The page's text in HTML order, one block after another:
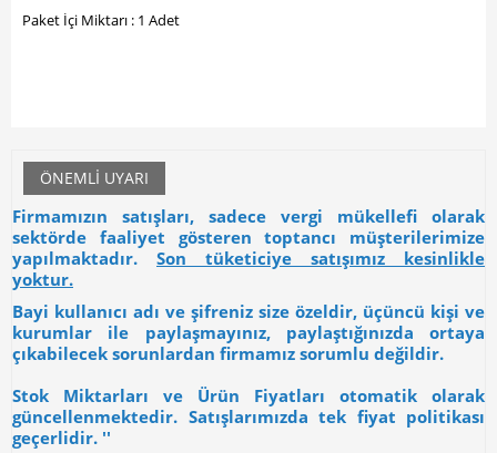
Paket İçi Miktarı : 1 Adet
ÖNEMLI UYARI
Firmamızın satışları, sadece vergi mükellefi olarak
sektörde faaliyet gösteren toptancı müşterilerimize
yapılmaktadır. Son tüketiciye satışımız kesinlikle
yoktur.
Bayi kullanıcı adı ve şifreniz size özeldir, üçüncü kişi ve
kurumlar ile paylaşmayınız, paylaştığınızda ortaya
çıkabilecek sorunlardan firmamız sorumlu değildir.
Stok Miktarları ve Ürün Fiyatları otomatik olarak
güncellenmektedir. Satışlarımızda tek fiyat politikası
geçerlidir. ''